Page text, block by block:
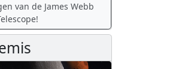
van de James Webb